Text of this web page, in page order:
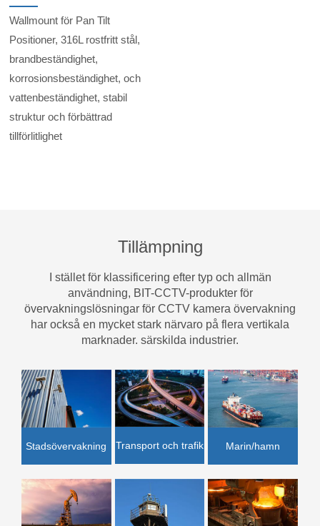
Wallmount för Pan Tilt
Positioner, 316L rostfritt stål,
brandbeständighet,
korrosionsbeständighet, och
vattenbeständighet, stabil
struktur och förbättrad
tillförlitlighet
Tillämpning
I stället för klassificering efter typ och allmän
användning, BIT-CCTV-produkter för
övervakningslösningar för CCTV kamera övervakning
har också en mycket stark närvaro på flera vertikala
marknader. särskilda industrier.
Stadsövervakning Transport och trafik Marin/hamn